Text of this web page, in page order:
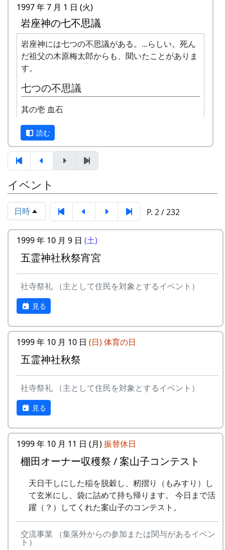
されました。）再度、予定変更。や
っぱりやります。というか、やりま
した。ごめんなさい。
10月9日（土）
五霊神社秋祭り（宵宮）
10月11日（祝）
案山子コンテスト
今日まで活躍（？）してくれた案山
10月17日（日）
蕎麦刈り
蕎麦の刈取り。人手不足が心配され
ています。当初の予定通り、３日に
行われました。
12月12日（日）
注連縄作り
村老人会の指導のもと、棚田オーナ
ーが注連縄作りに挑戦
予定がころころと変更されたような気がします
が、気のせいでしょうか。
NASAのスペースシャトルですら、天候で打上げ
予定が変わります。ましてや、お天気まかせの農
作物が相手ですから、これぐらいは誤差の範囲と
いうことで、どうか大目に見てください。
岩座神は「日本の棚田百選」にも選ばれた棚田の
村です。
1997年から岩座神では「棚田オーナー制度」が始
まりました。
「棚田」とはどんなものか、「棚田オーナー制
度」とはどういうものか、ちょっと見ていって下
※ 以下は、主として1997年に作成し、1998年、
1999年、2002年に若干の加筆を行ったもので
す。
棚田オーナー制度とは
まじめに農業に取り組み、自然とふれあう勇気を
持ち、地域になじめる方または家族に、単に米作
りを楽しむだけでなく、美しい景観を誇る岩座神
地区をみんなで守っていくことに積極的に協力し
てもらうために始められた。1区画100平方mで
「加美町への想い」「志望動機」「自己アピー
ル」などの作文を含む申し込みアンケートを書類
選考し、10組が選ばれた。
特典として
一から十までプロの指導を受けて低農薬
栽培の米作りが体験でき、収穫した米は
全部持ち帰ることができる。
加美町の特産品がもらえる(1万円相当)な
オーナーの義務は
田んぼに入って米を作る。
自然とまじめにつきあう。
地区の美しい景観を守るため、美化活動
に積極的に参加する。
田植え、ヒエ引き、月2回の草刈り、刈
り取り、稲木などは自分でやること(田
すき、田ごしらえ、普段の水管理、消
毒、施肥、脱穀、乾燥、もみすりなどは
農家が行う)など。
1997 年 7 月 1 日 (火)
岩座神の七不思議
岩座神には七つの不思議がある。...らしい。死ん
だ祖父の木原梅太郎からも、聞いたことがありま
す。
七つの不思議
其の壱 血石
岩座神入口の道の西側、渓流に臨んで、上面が平
る。
その昔、岩座神の神光寺が隆盛をきわめていたこ
ろ、加古川流域の人々は死者が出ると、はるか南
方から遺体を運んでこの寺に葬った。その際、死
人はみな一度この石の上に置いたところから、血
石の名が付けられたと言われる。また、一説に
は、死体があまりに重いので、この石の上で四肢
染まったのだとも伝えられている。
読む
イベント
日時 P. 2 / 232
1999 年 10 月 9 日 (土)
五霊神社秋祭宵宮
社寺祭礼 （主として住民を対象とするイベント）
見る
1999 年 10 月 10 日 (日)体育の日
五霊神社秋祭
社寺祭礼 （主として住民を対象とするイベント）
見る
1999 年 10 月 11 日 (月)振替休日
棚田オーナー収穫祭 / 案山子コンテスト
天日干しにした稲を脱穀し、籾摺り（もみすり）し
て玄米にし、袋に詰めて持ち帰ります。 今日まで活
躍（？）してくれた案山子のコンテスト。
交流事業 （集落外からの参加または関与があるイベン
ト）